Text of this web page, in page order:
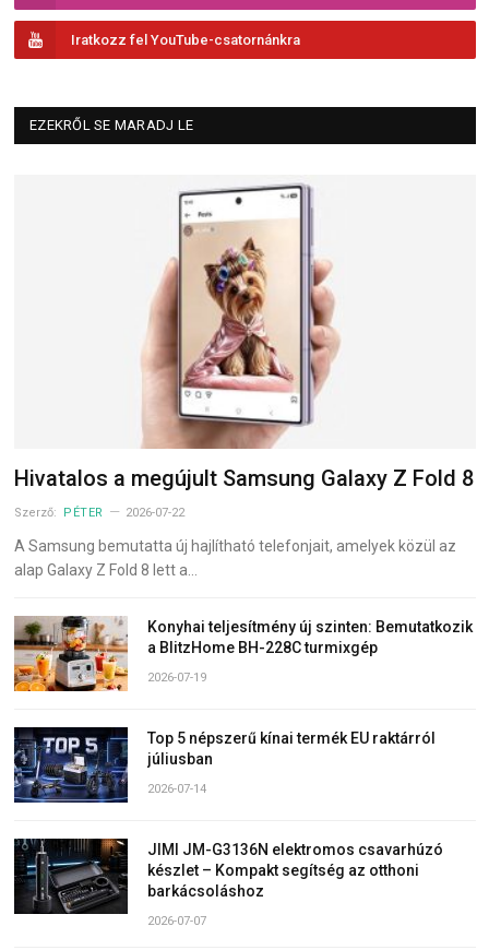
Iratkozz fel YouTube-csatornánkra
EZEKRŐL SE MARADJ LE
Hivatalos a megújult Samsung Galaxy Z Fold 8
Szerző: PÉTER 2026-07-22
A Samsung bemutatta új hajlítható telefonjait, amelyek közül az
alap Galaxy Z Fold 8 lett a…
Konyhai teljesítmény új szinten: Bemutatkozik
a BlitzHome BH-228C turmixgép
2026-07-19
Top 5 népszerű kínai termék EU raktárról
júliusban
2026-07-14
JIMI JM-G3136N elektromos csavarhúzó
készlet – Kompakt segítség az otthoni
barkácsoláshoz
2026-07-07